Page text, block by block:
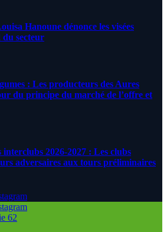
Hanoune dénonce les visées
du secteur
: Les producteurs des Aures
du principe du marché de l’offre et
2026-2027 : Les clubs
adversaires aux tours préliminaires